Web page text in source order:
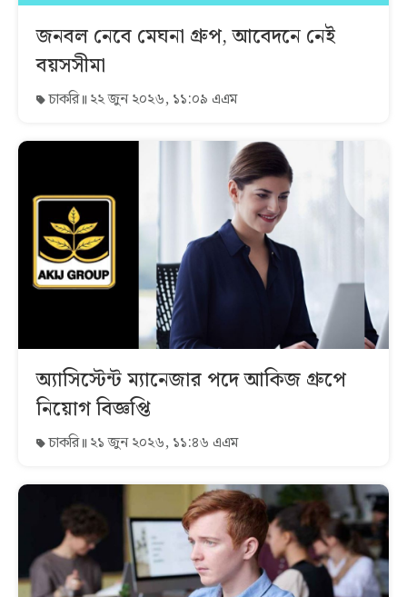
জনবল নেবে মেঘনা গ্রুপ, আবেদনে নেই
বয়সসীমা
চাকরি ২২ জুন ২০২৬, ১১:০৯ এএম
অ্যাসিস্টেন্ট ম্যানেজার পদে আকিজ গ্রুপে
নিয়োগ বিজ্ঞপ্তি
চাকরি ২১ জুন ২০২৬, ১১:৪৬ এএম